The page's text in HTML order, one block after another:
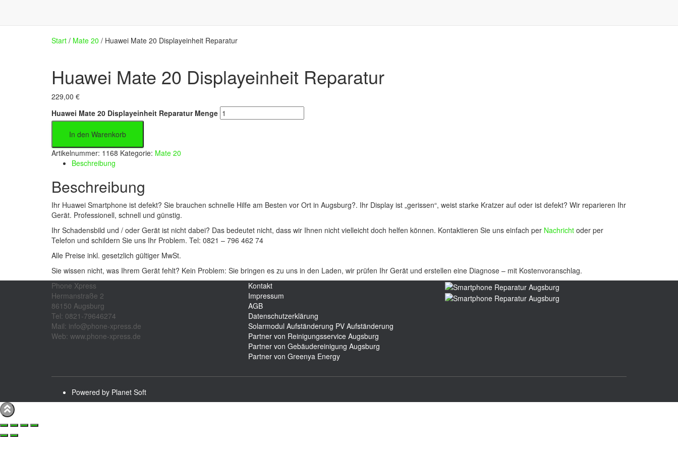
Start / Mate 20 / Huawei Mate 20 Displayeinheit Reparatur
Huawei Mate 20 Displayeinheit Reparatur
229,00 €
Huawei Mate 20 Displayeinheit Reparatur Menge
In den Warenkorb
Artikelnummer: 1168 Kategorie: Mate 20
Beschreibung
Beschreibung
Ihr Huawei Smartphone ist defekt? Sie brauchen schnelle Hilfe am Besten vor Ort in Augsburg?. Ihr Display ist „gerissen“, weist starke Kratzer auf oder ist defekt? Wir reparieren Ihr
Gerät. Professionell, schnell und günstig.
Ihr Schadensbild und / oder Gerät ist nicht dabei? Das bedeutet nicht, dass wir Ihnen nicht vielleicht doch helfen können. Kontaktieren Sie uns einfach per Nachricht oder per
Telefon und schildern Sie uns Ihr Problem. Tel: 0821 – 796 462 74
Alle Preise inkl. gesetzlich gültiger MwSt.
Sie wissen nicht, was Ihrem Gerät fehlt? Kein Problem: Sie bringen es zu uns in den Laden, wir prüfen Ihr Gerät und erstellen eine Diagnose – mit Kostenvoranschlag.
Phone Xpress
Hermanstraße 2
86150 Augsburg
Tel: 0821-79646274
Mail: info@phone-xpress.de
Web: www.phone-xpress.de
Kontakt
Impressum
AGB
Datenschutzerklärung
Solarmodul Aufständerung PV Aufständerung
Partner von Reinigungsservice Augsburg
Partner von Gebäudereinigung Augsburg
Partner von Greenya Energy
Powered by Planet Soft